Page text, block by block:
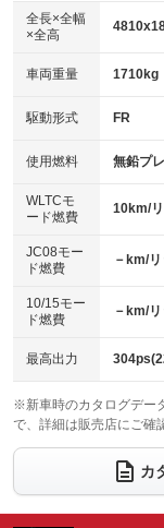
：装備なし
パワーウィンドウ
アイドリングストッ
：装備なし
USB入力端子
：装備あり
100V電源
：装備なし
センターデフロック
：装備なし
電動格納ミラー
：装備あり
：装備あり
革シート
キーレス
HID(キセノンライト)
：装備なし
バックカメラ
：装備あり
エアロ
：装備なし
：装備なし
パワーシート
ベンチシート
：装備なし
チップアップシート
：装備なし
：装備なし
ウォークスルー
：装備なし
電動リアゲート
：装備なし
全長×全幅
×全高
車両重量 1710kg
駆動形式 FR
使用燃料 無鉛プ
WLTCモ
ード燃費
10km/
JC08モー
ド燃費
－km/
10/15モー
ド燃費
－km/
最高出力
※新車時のカタログデー
で、詳細は販売店にご確
カ